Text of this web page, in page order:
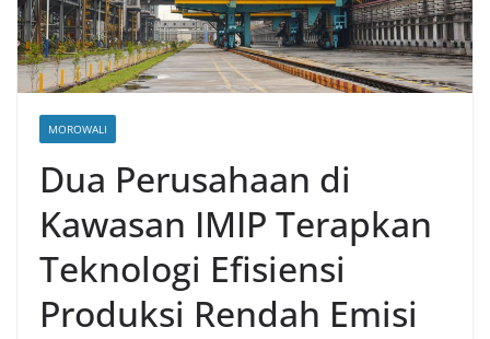
MOROWALI
Dua Perusahaan di
Kawasan IMIP Terapkan
Teknologi Efisiensi
Produksi Rendah Emisi